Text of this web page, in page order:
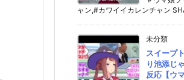
ャン,#カワイイカレンチャン
未分類
スイープ
り池添じ
反応【ウ